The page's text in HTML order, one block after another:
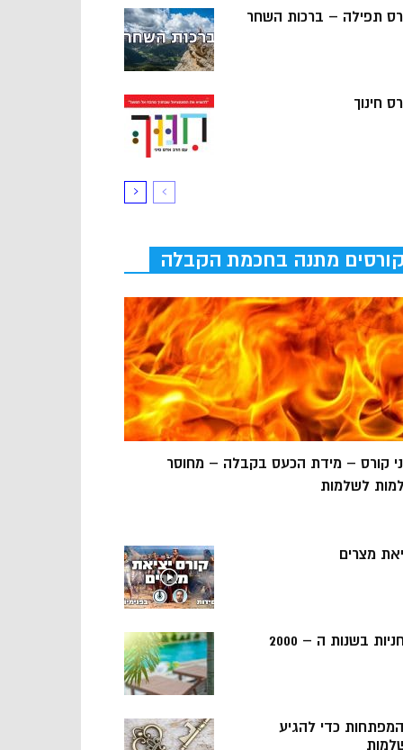
תפילה – ברכות השחר
חינוך
קורסים מתנה בחכמת הקבלה
קורס – מידת הכעס בקבלה – מחוסר
לשלמות
מצרים
בשנות ה – 2000
5 המפתחות כדי להגיע